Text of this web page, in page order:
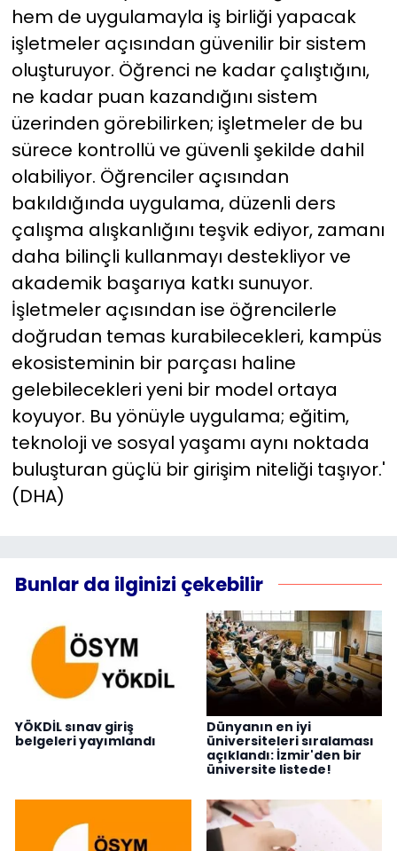
hem de uygulamayla iş birliği yapacak
işletmeler açısından güvenilir bir sistem
oluşturuyor. Öğrenci ne kadar çalıştığını,
ne kadar puan kazandığını sistem
üzerinden görebilirken; işletmeler de bu
sürece kontrollü ve güvenli şekilde dahil
olabiliyor. Öğrenciler açısından
bakıldığında uygulama, düzenli ders
çalışma alışkanlığını teşvik ediyor, zamanı
daha bilinçli kullanmayı destekliyor ve
akademik başarıya katkı sunuyor.
İşletmeler açısından ise öğrencilerle
doğrudan temas kurabilecekleri, kampüs
ekosisteminin bir parçası haline
gelebilecekleri yeni bir model ortaya
koyuyor. Bu yönüyle uygulama; eğitim,
teknoloji ve sosyal yaşamı aynı noktada
buluşturan güçlü bir girişim niteliği taşıyor.'
(DHA)
Bunlar da ilginizi çekebilir
YÖKDİL sınav giriş
belgeleri yayımlandı
Dünyanın en iyi
üniversiteleri sıralaması
açıklandı: İzmir'den bir
üniversite listede!